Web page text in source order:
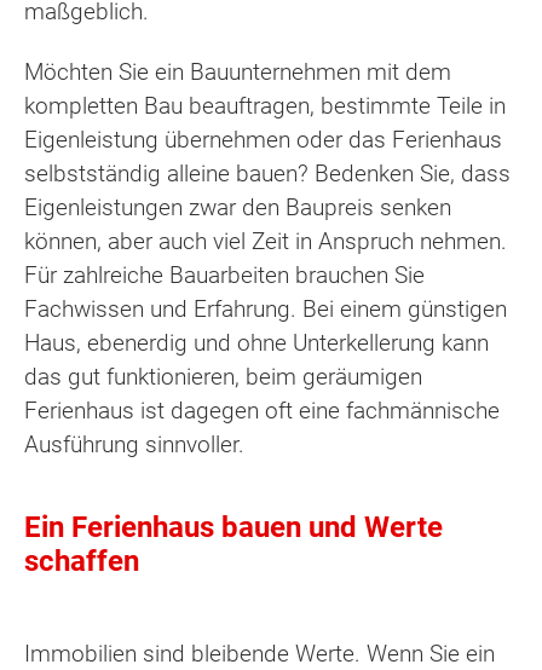
maßgeblich.
Möchten Sie ein Bauunternehmen mit dem
kompletten Bau beauftragen, bestimmte Teile in
Eigenleistung übernehmen oder das Ferienhaus
selbstständig alleine bauen? Bedenken Sie, dass
Eigenleistungen zwar den Baupreis senken
können, aber auch viel Zeit in Anspruch nehmen.
Für zahlreiche Bauarbeiten brauchen Sie
Fachwissen und Erfahrung. Bei einem günstigen
Haus, ebenerdig und ohne Unterkellerung kann
das gut funktionieren, beim geräumigen
Ferienhaus ist dagegen oft eine fachmännische
Ausführung sinnvoller.
Ein Ferienhaus bauen und Werte
schaffen
Immobilien sind bleibende Werte. Wenn Sie ein